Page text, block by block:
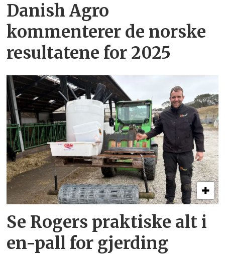
Danish Agro
kommenterer de norske
resultatene for 2025
Se Rogers praktiske alt i
en-pall for gjerding